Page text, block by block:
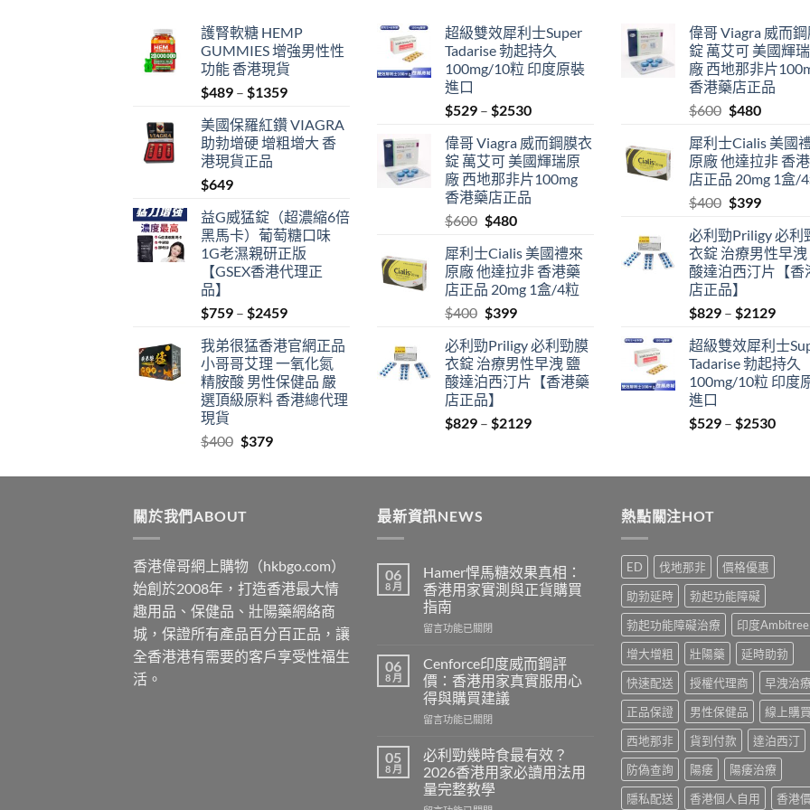
護腎軟糖 HEMP
GUMMIES 增強男性性
功能 香港現貨
$489 – $1359Price
$489
through
美國保羅紅鑽 VIAGRA
助勃增硬 增粗增大 香
港現貨正品
$649
益G威猛錠（超濃縮6倍
黑馬卡）葡萄糖口味
1G老濕親研正版
【GSEX香港代理正
品】
$759 – $2459Price
$759
through
$2459
我弟很猛香港官網正品
小哥哥艾理 一氧化氮
精胺酸 男性保健品 嚴
選頂級原料 香港總代理
現貨
$400 Original
was:
$379Current
is:
超級雙效犀利士Super
Tadarise 勃起持久
100mg/10粒 印度原裝
進口
$529 – $2530Price
$529
through
$2530
偉哥 Viagra 威而鋼膜衣
錠 萬艾可 美國輝瑞原
廠 西地那非片100mg
香港藥店正品
$600 Original
was:
$600.
$480Current
is:
$480.
犀利士Cialis 美國禮來
原廠 他達拉非 香港藥
店正品 20mg 1盒/4粒
$400 Original
was:
$400.
$399Current
is:
$399.
必利勁Priligy 必利勁膜
衣錠 治療男性早洩 鹽
酸達泊西汀片【香港藥
店正品】
$829 – $2129Price
through
偉哥 Viagra 威而
錠 萬艾可 美國輝
廠 西地那非片
香港藥店正品
$600 Original
was:
$600.
$480Current
is:
$480.
犀利士Cialis 美國
原廠 他達拉非 香
店正品 20mg 1盒/
$400 Original
was:
$400.
$399Current
is:
$399.
必利勁Priligy 必利
衣錠 治療男性早洩
酸達泊西汀片【香
店正品】
$829 – $2129Price
$829
超級雙效犀利士
Tadarise 勃起持久
100mg/10粒 印度
進口
$529 – $2530Price
關於我們ABOUT
香港偉哥網上購物（hkbgo.com）
始創於2008年，打造香港最大情
趣用品、保健品、壯陽藥網絡商
城，保證所有產品百分百正品，讓
全香港港有需要的客戶享受性福生
活。
最新資訊NEWS
06
8 月
Hamer悍馬糖效果真相：
香港用家實測與正貨購買
指南
在
悍
馬
糖
效
果
相：
香
港
用
留言功能已關閉
06
8 月
Cenforce印度威而鋼評
價：香港用家真實服用心
得與購買建議
在
印
度
威
而
留言功能已關閉
05
8 月
必利勁幾時食最有效？
2026香港用家必讀用法用
量完整教學
熱點關注HOT
ED 伐地那非
價格優惠
助勃延時
勃起功能障礙
勃起功能障礙治療
印度Ambitree
增大增粗
壯陽藥
延時助勃
快速配送
授權代理商
早洩治
正品保證
男性保健品
線上購
西地那非
貨到付款
達泊西汀
防偽查詢
陽痿
陽痿治療
隱私配送
香港個人自用 香港